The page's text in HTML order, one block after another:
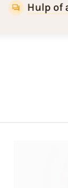
Hulp of